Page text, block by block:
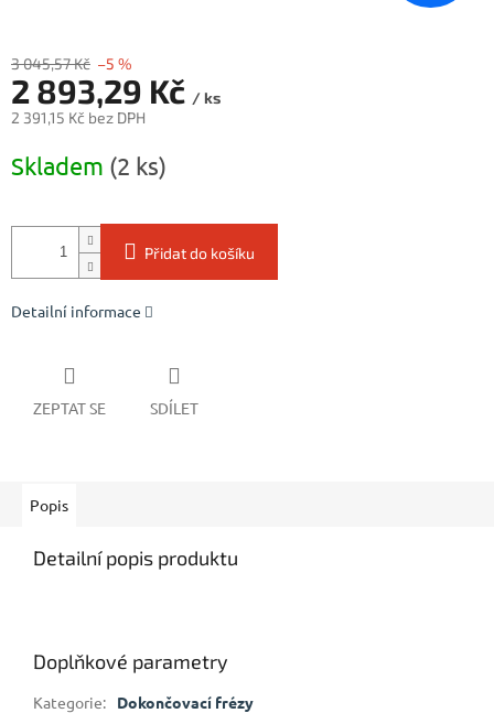
3 045,57 Kč –5 %
2 893,29 Kč / ks
2 391,15 Kč bez DPH
cena:
Skladem (2 ks)
Přidat do košíku
Detailní informace
ZEPTAT SE SDÍLET
Popis
Detailní popis produktu
Doplňkové parametry
Kategorie:
Dokončovací frézy